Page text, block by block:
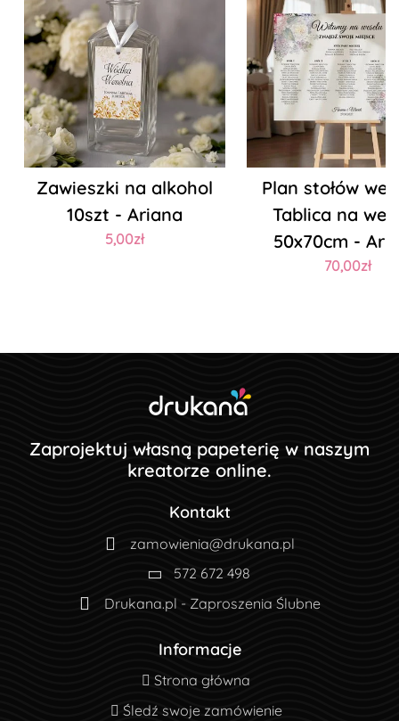
Zawieszki na alkohol
10szt - Ariana
5,00zł
Plan stołów
Tablica na
50x70cm -
70,00zł
Zaprojektuj własną papeterię w naszym
kreatorze online.
Kontakt
zamowienia@drukana.pl
572 672 498
Drukana.pl - Zaproszenia Ślubne
Informacje
Strona główna
Strona główna
Śledź swoje zamówienie
Śledź swoje zamówienie